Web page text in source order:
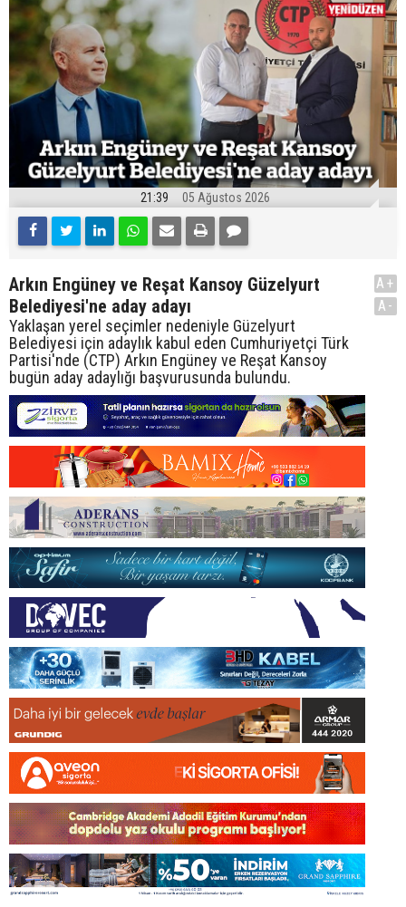
21:39 05 Ağustos 2026
Arkın Engüney ve Reşat Kansoy Güzelyurt
Belediyesi'ne aday adayı
Yaklaşan yerel seçimler nedeniyle Güzelyurt
Belediyesi için adaylık kabul eden Cumhuriyetçi Türk
Partisi'nde (CTP) Arkın Engüney ve Reşat Kansoy
bugün aday adaylığı başvurusunda bulundu.
A+
A-